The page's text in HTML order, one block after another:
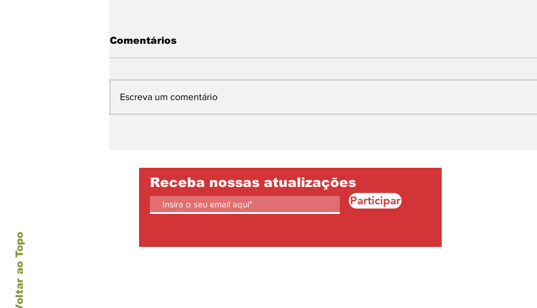
transformação em
Belém.
tradição em inovação e
cria nova experiência
gastronômica em
Igarapé-Açu
Comentários
Escreva um comentário
Voltar ao Topo
Receba nossas atualizações
Participar